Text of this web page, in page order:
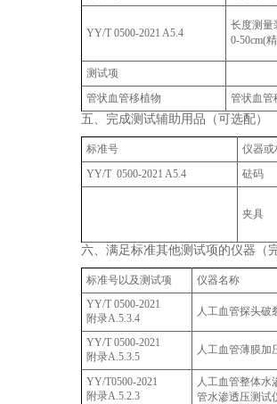
YY/T 0500-2021 A5.4
长度测量
0-50cm(
测试项
管状血管移植物
管状血管
五、完成测试辅助用品（可选配）
标准号 仪器或
YY/T 0500-2021 A5.4 砝码
夹具
六、满足标准其他测试项的仪器（
标准号以及测试项 仪器名称
YY/T 0500-2021
附录A.5.3.4
人工血管探头破
YY/T 0500-2021
附录A.5.3.5
人工血管薄膜加
YY/T0500-2021
附录A.5.2.3
人工血管整体水
管水渗透压测试